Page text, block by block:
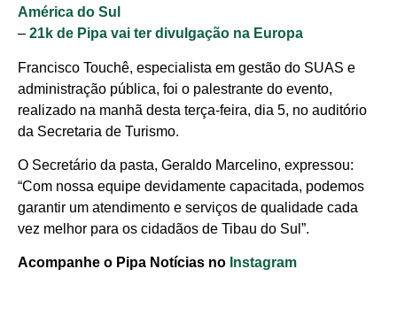
América do Sul
– 21k de Pipa vai ter divulgação na Europa
Francisco Touchê, especialista em gestão do SUAS e
administração pública, foi o palestrante do evento,
realizado na manhã desta terça-feira, dia 5, no auditório
da Secretaria de Turismo.
O Secretário da pasta, Geraldo Marcelino, expressou:
“Com nossa equipe devidamente capacitada, podemos
garantir um atendimento e serviços de qualidade cada
vez melhor para os cidadãos de Tibau do Sul”.
Acompanhe o Pipa Notícias no Instagram